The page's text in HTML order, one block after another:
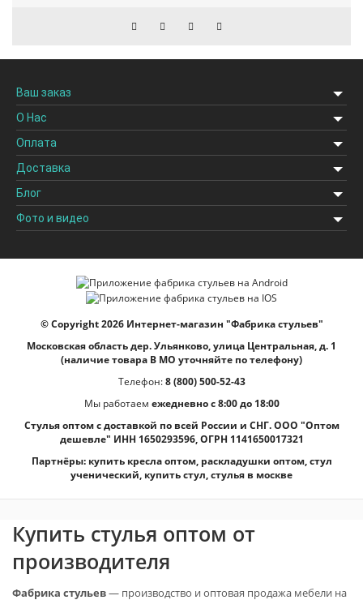
Ваш заказ
О Нас
Оплата
Доставка
Блог
Фото и видео
© Copyright 2026 Интернет-магазин "Фабрика стульев"
Московская область дер. Ульянково, улица Центральная, д. 1
(наличие товара В МО уточняйте по телефону)
Телефон:8 (800) 500-52-43
Мы работаем ежедневно с 8:00 до 18:00
Стулья оптом с доставкой по всей России и СНГ. ООО "Оптом
дешевле" ИНН 1650293596, ОГРН 1141650017321
Партнёры: купить кресла оптом, раскладушки оптом,стул
ученический, купить стул,стулья в москве
Купить стулья оптом от
производителя
Фабрика стульев— производство и оптовая продажа мебели на